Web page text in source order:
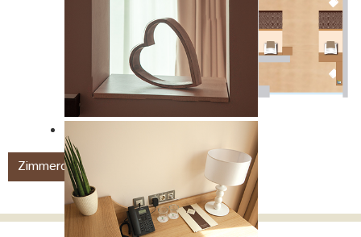
Zimmerdetails Buchen